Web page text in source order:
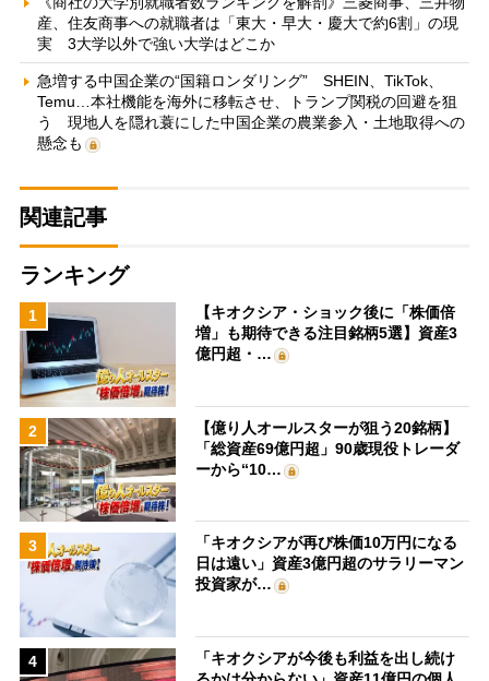
産、住友商事への就職者は「東大・早大・慶大で約6割」の現
実 3大学以外で強い大学はどこか
急増する中国企業の“国籍ロンダリング” SHEIN、TikTok、
Temu…本社機能を海外に移転させ、トランプ関税の回避を狙
う 現地人を隠れ蓑にした中国企業の農業参入・土地取得への
懸念も
関連記事
ランキング
1
【キオクシア・ショック後に「株価倍
増」も期待できる注目銘柄5選】資産3
億円超・…
2
【億り人オールスターが狙う20銘柄】
「総資産69億円超」90歳現役トレーダ
ーから“10…
3
「キオクシアが再び株価10万円になる
日は遠い」資産3億円超のサラリーマン
投資家が…
4
「キオクシアが今後も利益を出し続け